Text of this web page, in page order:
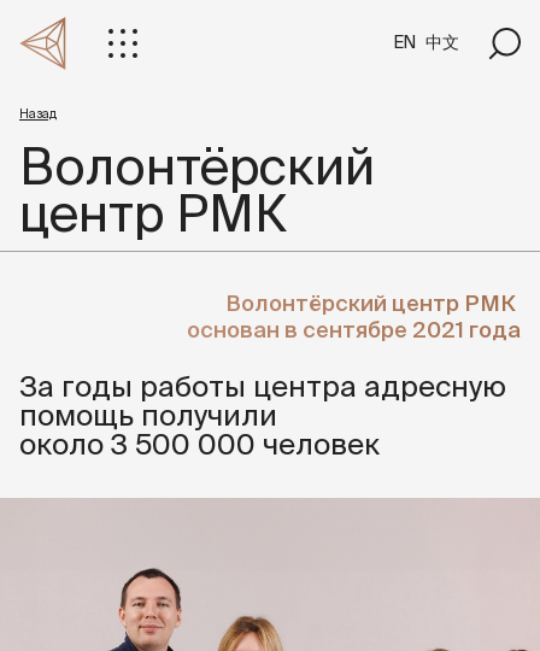
EN 中文
Назад
Волонтёрский
центр РМК
Волонтёрский центр РМК
основан в сентябре 2021 года
За годы работы центра адресную
помощь получили
около 3 500 000 человек